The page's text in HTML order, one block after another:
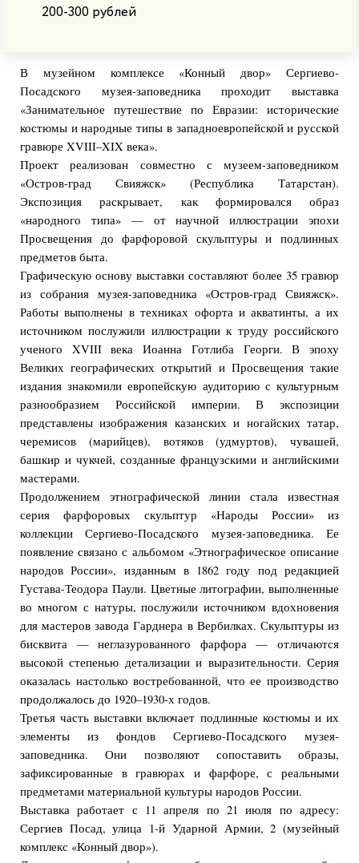
200-300 рублей
В музейном комплексе «Конный двор» Сергиево-
Посадского музея-заповедника проходит выставка
«Занимательное путешествие по Евразии: исторические
костюмы и народные типы в западноевропейской и русской
гравюре XVIII–XIX века».
Проект реализован совместно с музеем-заповедником
«Остров-град Свияжск» (Республика Татарстан).
Экспозиция раскрывает, как формировался образ
«народного типа» — от научной иллюстрации эпохи
Просвещения до фарфоровой скульптуры и подлинных
предметов быта.
Графическую основу выставки составляют более 35 гравюр
из собрания музея-заповедника «Остров-град Свияжск».
Работы выполнены в техниках офорта и акватинты, а их
источником послужили иллюстрации к труду российского
ученого XVIII века Иоанна Готлиба Георги. В эпоху
Великих географических открытий и Просвещения такие
издания знакомили европейскую аудиторию с культурным
разнообразием Российской империи. В экспозиции
представлены изображения казанских и ногайских татар,
черемисов (марийцев), вотяков (удмуртов), чувашей,
башкир и чукчей, созданные французскими и английскими
мастерами.
Продолжением этнографической линии стала известная
серия фарфоровых скульптур «Народы России» из
коллекции Сергиево-Посадского музея-заповедника. Ее
появление связано с альбомом «Этнографическое описание
народов России», изданным в 1862 году под редакцией
Густава-Теодора Паули. Цветные литографии, выполненные
во многом с натуры, послужили источником вдохновения
для мастеров завода Гарднера в Вербилках. Скульптуры из
бисквита — неглазурованного фарфора — отличаются
высокой степенью детализации и выразительности. Серия
оказалась настолько востребованной, что ее производство
продолжалось до 1920–1930-х годов.
Третья часть выставки включает подлинные костюмы и их
элементы из фондов Сергиево-Посадского музея-
заповедника. Они позволяют сопоставить образы,
зафиксированные в гравюрах и фарфоре, с реальными
предметами материальной культуры народов России.
Выставка работает с 11 апреля по 21 июля по адресу:
Сергиев Посад, улица 1-й Ударной Армии, 2 (музейный
комплекс «Конный двор»).